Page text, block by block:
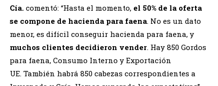
Cía. comentó: “Hasta el momento, el 50% de la oferta
se compone de hacienda para faena. No es un dato
menor, es difícil conseguir hacienda para faena, y
muchos clientes decidieron vender. Hay 850 Gordos
para faena, Consumo Interno y Exportación
UE. También habrá 850 cabezas correspondientes a